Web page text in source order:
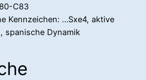
C83
Kennzeichen: …Sxe4, aktive
spanische Dynamik